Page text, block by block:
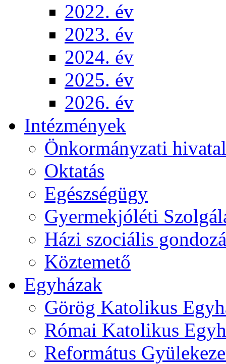
2022. év
2023. év
2024. év
2025. év
2026. év
Intézmények
Önkormányzati hivatal
Oktatás
Egészségügy
Gyermekjóléti
Házi szociális
Köztemető
Egyházak
Görög Katolikus
Római Katolikus
Református